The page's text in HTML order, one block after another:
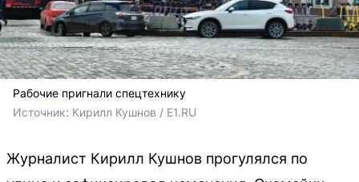
Рабочие пригнали спецтехнику
Источник: Кирилл Кушнов / E1.RU
Журналист Кирилл Кушнов прогулялся по